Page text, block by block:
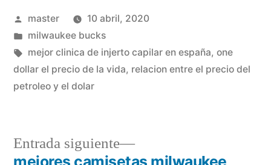
Publicado
por
master
10 abril, 2020
Publicado
en
milwaukee bucks
Etiquetas:
mejor clinica de injerto capilar en españa, one
dollar el precio de la vida, relacion entre el precio del
petroleo y el dolar
Entrada siguiente
Entrada
siguiente: